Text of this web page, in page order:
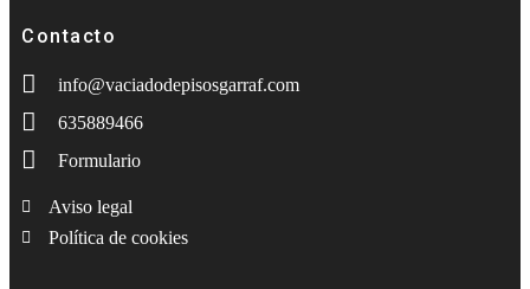
Contacto
info@vaciadodepisosgarraf.com
635889466
Formulario
Aviso legal
Política de cookies